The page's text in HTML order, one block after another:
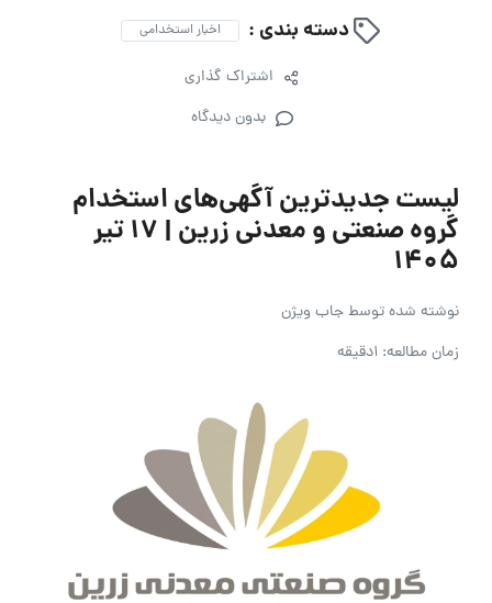
دسته بندی : اخبار استخدامی
اشتراک گذاری
بدون دیدگاه
لیست جدیدترین آگهی‌های استخدام
گروه صنعتی و معدنی زرین | ۱۷ تیر
۱۴۰۵
نوشته شده توسطجاب ویژن
زمان مطالعه: 1دقیقه